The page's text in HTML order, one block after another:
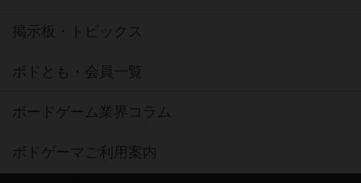
掲示板・トピックス
ボドとも・会員一覧
ボードゲーム業界コラム
ボドゲーマご利用案内